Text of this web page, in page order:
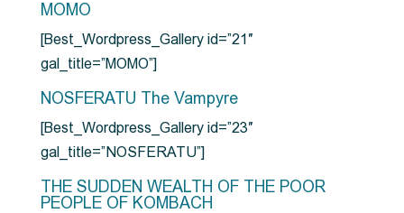
MOMO
[Best_Wordpress_Gallery id=”21″
gal_title=”MOMO”]
NOSFERATU The Vampyre
[Best_Wordpress_Gallery id=”23″
gal_title=”NOSFERATU”]
THE SUDDEN WEALTH OF THE POOR
PEOPLE OF KOMBACH